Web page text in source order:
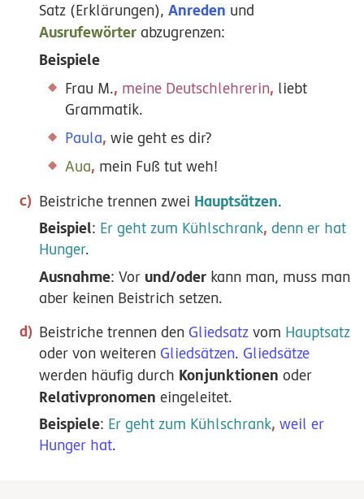
Satz (Erklärungen), Anreden und
Ausrufewörter abzugrenzen:
Beispiele
Frau M., meine Deutschlehrerin, liebt
Grammatik.
Paula, wie geht es dir?
Aua, mein Fuß tut weh!
Beistriche trennen zwei Hauptsätzen.
Beispiel: Er geht zum Kühlschrank, denn er hat
Hunger.
Ausnahme: Vor und/oder kann man, muss man
aber keinen Beistrich setzen.
Beistriche trennen den Gliedsatz vom Hauptsatz
oder von weiteren Gliedsätzen. Gliedsätze
werden häufig durch Konjunktionen oder
Relativpronomen eingeleitet.
Beispiele: Er geht zum Kühlschrank, weil er
Hunger hat.